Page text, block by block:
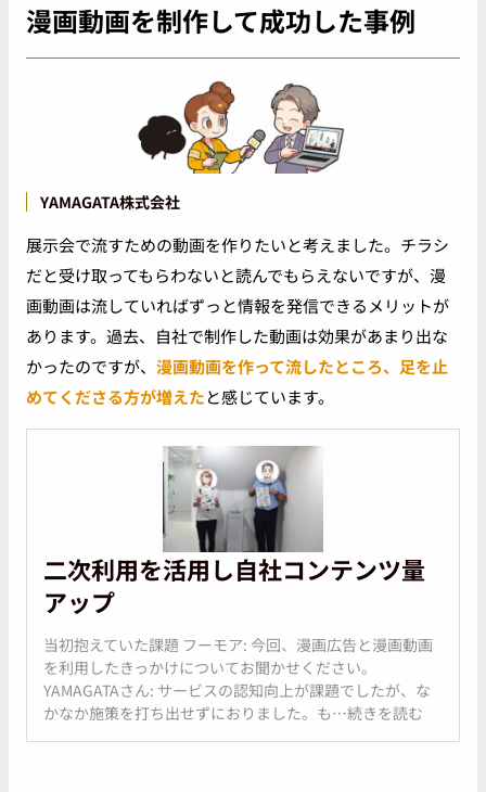
漫画動画を制作して成功した事例
YAMAGATA株式会社
展示会で流すための動画を作りたいと考えました。チラシ
だと受け取ってもらわないと読んでもらえないですが、漫
画動画は流していればずっと情報を発信できるメリットが
あります。過去、自社で制作した動画は効果があまり出な
かったのですが、 漫画動画を作って流したところ、足を止
めてくださる方が増えたと感じています。
二次利用を活用し自社コンテンツ量
アップ
当初抱えていた課題 フーモア: 今回、漫画広告と漫画動画
を利用したきっかけについてお聞かせください。
YAMAGATAさん: サービスの認知向上が課題でしたが、な
かなか施策を打ち出せずにおりました。も…続きを読む